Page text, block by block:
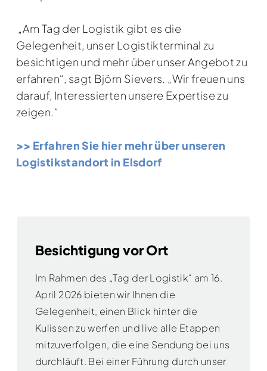
„Am Tag der Logistik gibt es die
Gelegenheit, unser Logistikterminal zu
besichtigen und mehr über unser Angebot zu
erfahren“, sagt Björn Sievers. „Wir freuen uns
darauf, Interessierten unsere Expertise zu
zeigen.“
>> Erfahren Sie hier mehr über unseren
Logistikstandort in Elsdorf
Besichtigung vor Ort
Im Rahmen des „Tag der Logistik“ am 16.
April 2026 bieten wir Ihnen die
Gelegenheit, einen Blick hinter die
Kulissen zu werfen und live alle Etappen
mitzuverfolgen, die eine Sendung bei uns
durchläuft. Bei einer Führung durch unser